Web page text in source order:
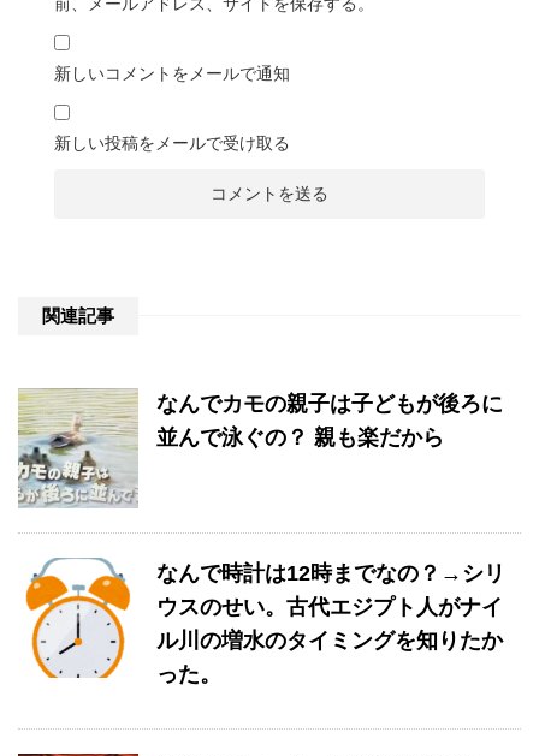
新しいコメントをメールで通知
新しい投稿をメールで受け取る
関連記事
なんでカモの親子は子どもが後ろに
並んで泳ぐの？ 親も楽だから
なんで時計は12時までなの？→シリ
ウスのせい。古代エジプト人がナイ
ル川の増水のタイミングを知りたか
った。